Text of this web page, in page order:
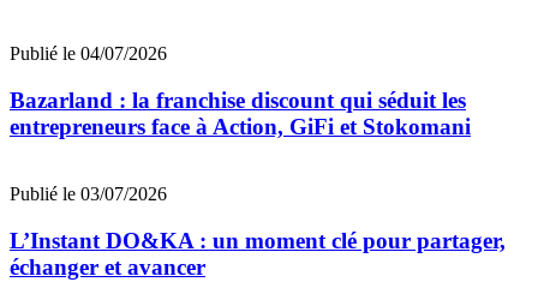
Publié le 04/07/2026
Bazarland : la franchise discount qui séduit les
entrepreneurs face à Action, GiFi et Stokomani
Publié le 03/07/2026
L’Instant DO&KA : un moment clé pour partager,
échanger et avancer